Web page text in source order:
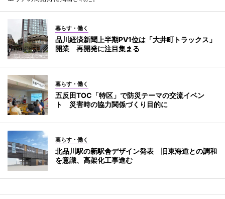
暮らす・働く
品川経済新聞上半期PV1位は「大井町トラックス」
開業 再開発に注目集まる
暮らす・働く
五反田TOC「特区」で防災テーマの交流イベン
ト 災害時の協力関係づくり目的に
暮らす・働く
北品川駅の新駅舎デザイン発表 旧東海道との調和
を意識、高架化工事進む